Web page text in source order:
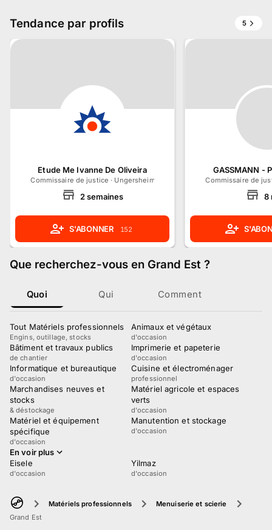
Tendance par profils 5
Etude Me Ivanne De Oliveira
Commissaire de justice · Ungersheim, Grand Est
2semaines
S'ABONNER 152
GASSMANN -
Commissaire de
8
Que recherchez-vous en Grand Est ?
Quoi Qui Comment
Tout Matériels professionnels
Engins, outillage, stocks
Animaux et végétaux
d'occasion
Bâtiment et travaux publics
de chantier
Imprimerie et papeterie
d'occasion
Informatique et bureautique
d'occasion
Cuisine et électroménager
professionnel
Marchandises neuves et
stocks
& déstockage
Matériel agricole et espaces
verts
d'occasion
Matériel et équipement
spécifique
d'occasion
Manutention et stockage
d'occasion
En voir plus
Eisele
d'occasion
Yilmaz
d'occasion
Matériels professionnels
Menuiserie et scierie
Grand Est